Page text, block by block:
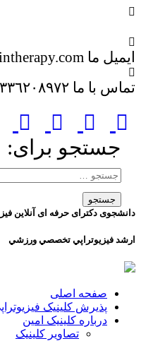
ایمیل ما
تماس با ما ٠٩٣٣٦٢٠٨٩٧٢ -
جستجو برای:
دانشجوی دکترای حرفه ای آنلاین
ارشد فيزيوتراپي تخصصي ورزشي
صفحه اصلی
پذیرش کلینیک
درباره کلینیک امین
تصاویر کلینیک